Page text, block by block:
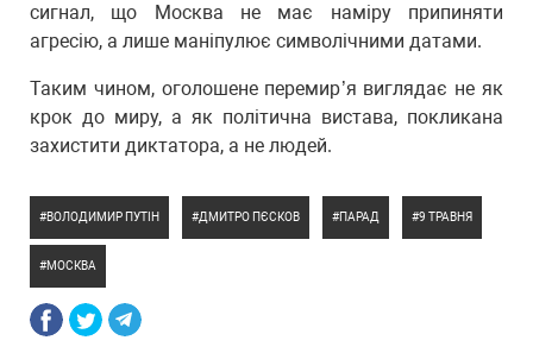
сигнал, що Москва не має наміру припиняти
агресію, а лише маніпулює символічними датами.
Таким чином, оголошене перемир’я виглядає не як
крок до миру, а як політична вистава, покликана
захистити диктатора, а не людей.
ВОЛОДИМИР ПУТІН ДМИТРО ПЄСКОВ ПАРАД 9 ТРАВНЯ
МОСКВА